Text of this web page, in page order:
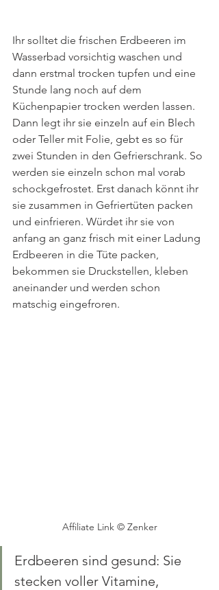
Ihr solltet die frischen Erdbeeren im
Wasserbad vorsichtig waschen und
dann erstmal trocken tupfen und eine
Stunde lang noch auf dem
Küchenpapier trocken werden lassen.
Dann legt ihr sie einzeln auf ein Blech
oder Teller mit Folie, gebt es so für
zwei Stunden in den Gefrierschrank. So
werden sie einzeln schon mal vorab
schockgefrostet. Erst danach könnt ihr
sie zusammen in Gefriertüten packen
und einfrieren. Würdet ihr sie von
anfang an ganz frisch mit einer Ladung
Erdbeeren in die Tüte packen,
bekommen sie Druckstellen, kleben
aneinander und werden schon
matschig eingefroren.
Affiliate Link © Zenker
Erdbeeren sind gesund: Sie
stecken voller Vitamine,